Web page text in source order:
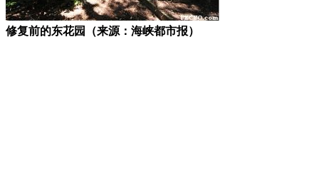
修复前的东花园（来源：海峡都市报）